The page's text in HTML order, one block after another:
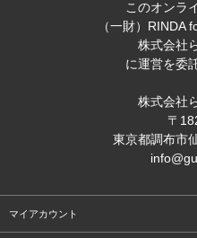
このオンラ
（一財）RINDA
株式会社
に運営を委
株式会社
〒
東京都調布市
マイアカウント